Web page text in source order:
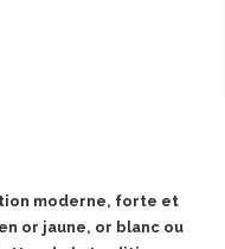
moderne, forte et
or jaune, or blanc ou